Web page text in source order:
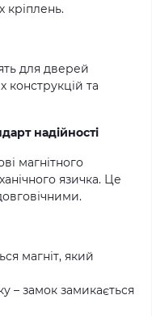
кріплень.
для дверей
конструкцій та
надійності
магнітного
язичка. Це
магніт, який
– замок замикається